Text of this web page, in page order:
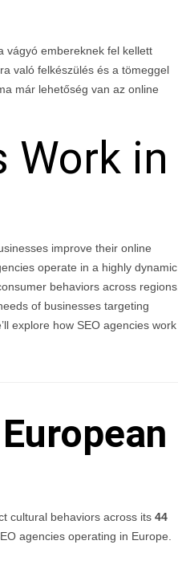
vágyó embereknek fel kellett
való felkészülés és a tömeggel
már lehetőség van az online
Work in
improve their online
operate in a highly dynamic
behaviors across regions.
of businesses targeting
explore how SEO agencies work
cultural behaviors across its 44
agencies operating in Europe.